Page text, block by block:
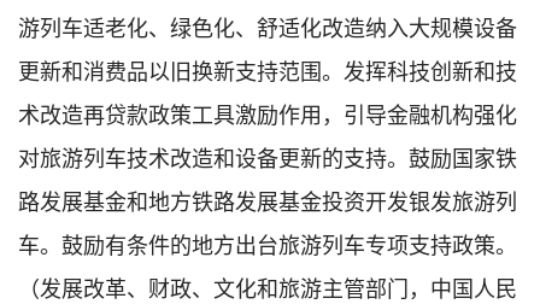
游列车适老化、绿色化、舒适化改造纳入大规模设备
更新和消费品以旧换新支持范围。发挥科技创新和技
术改造再贷款政策工具激励作用，引导金融机构强化
对旅游列车技术改造和设备更新的支持。鼓励国家铁
路发展基金和地方铁路发展基金投资开发银发旅游列
车。鼓励有条件的地方出台旅游列车专项支持政策。
（发展改革、财政、文化和旅游主管部门，中国人民